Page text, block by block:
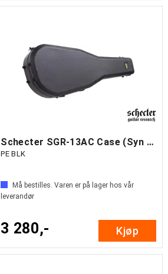
Schecter SGR-13AC Case (Syn Acoustics)
PE BLK
Må bestilles. Varen er på lager hos vår
leverandør
3 280,- Kjøp